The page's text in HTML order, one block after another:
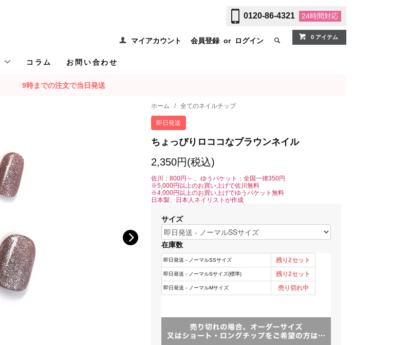
0120-86-4321 24時間対応
マイアカウント 会員登録 or ログイン 0 アイテム
コラム お問い合わせ
9時までの注文で当日発送
ホーム / 全てのネイルチップ
即日発送
ちょっぴりロココなブラウンネイル
2,350円(税込)
佐川：800円～ 、ゆうパケット：全国一律350円
※5,000円以上のお買い上げで佐川無料
※4,000円以上のお買い上げでゆうパケット無料
日本製、日本人ネイリストが作成
サイズ
在庫数